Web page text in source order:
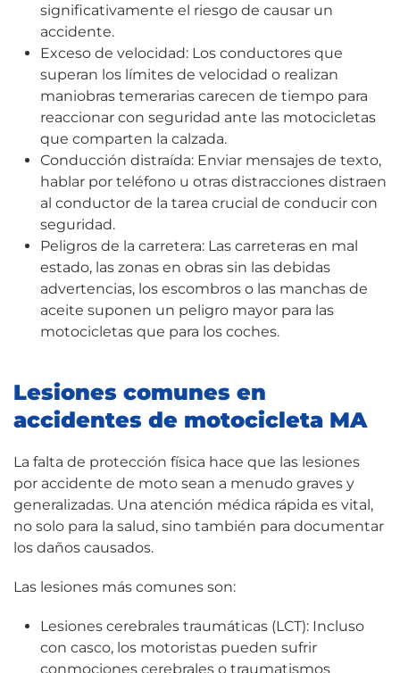
significativamente el riesgo de causar un
accidente.
Exceso de velocidad: Los conductores que
superan los límites de velocidad o realizan
maniobras temerarias carecen de tiempo para
reaccionar con seguridad ante las motocicletas
que comparten la calzada.
Conducción distraída: Enviar mensajes de texto,
hablar por teléfono u otras distracciones distraen
al conductor de la tarea crucial de conducir con
seguridad.
Peligros de la carretera: Las carreteras en mal
estado, las zonas en obras sin las debidas
advertencias, los escombros o las manchas de
aceite suponen un peligro mayor para las
motocicletas que para los coches.
Lesiones comunes en
accidentes de motocicleta MA
La falta de protección física hace que las lesiones
por accidente de moto sean a menudo graves y
generalizadas. Una atención médica rápida es vital,
no solo para la salud, sino también para documentar
los daños causados.
Las lesiones más comunes son:
Lesiones cerebrales traumáticas (LCT): Incluso
con casco, los motoristas pueden sufrir
conmociones cerebrales o traumatismos